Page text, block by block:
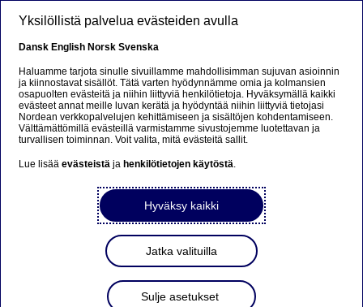
Vuosi 2026: Viisi askelta
kohti vahvempaa taloutta
Mitä, jos tekisit tänä vuonna lupauksen, joka voi muuttaa
elämääsi: lupaa parantaa taloudellista hyvinvointiasi.
Säästäminen tuo sekä turvaa että mielenrauhaa ja voi
avata uusia mahdollisuuksia. Olitpa sitten aloittelija tai
kokenut säästäjä, näiden vinkkien avulla voit rakentaa
vauraampaa tulevaisuutta. Lue, miten voit pieninkin
muutoksin saavuttaa suuria tuloksia!
Yksilöllistä palvelua evästeiden avulla
Dansk English Norsk Svenska
Haluamme tarjota sinulle sivuillamme mahdollisimman sujuvan asioinnin
ja kiinnostavat sisällöt. Tätä varten hyödynnämme omia ja kolmansien
osapuolten evästeitä ja niihin liittyviä henkilötietoja. Hyväksymällä kaikki
evästeet annat meille luvan kerätä ja hyödyntää niihin liittyviä tietojasi
Nordean verkkopalvelujen kehittämiseen ja sisältöjen kohdentamiseen.
Välttämättömillä evästeillä varmistamme sivustojemme luotettavan ja
turvallisen toiminnan. Voit valita, mitä evästeitä sallit.
Lue lisääevästeistä ja henkilötietojen käytöstä.
Hyväksy kaikki
Jatka valituilla
Sulje asetukset